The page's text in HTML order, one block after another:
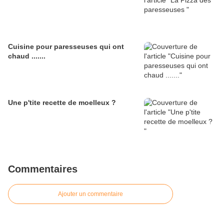
Cuisine pour paresseuses qui ont
chaud .......
Une p'tite recette de moelleux ?
Commentaires
Ajouter un commentaire